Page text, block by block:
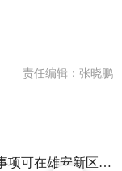
责任编辑：张晓鹏
央视《新闻联播》关注丨625项北京高频事项可在雄安新区直接受理